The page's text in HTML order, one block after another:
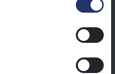
och program till mat,
Läs mer